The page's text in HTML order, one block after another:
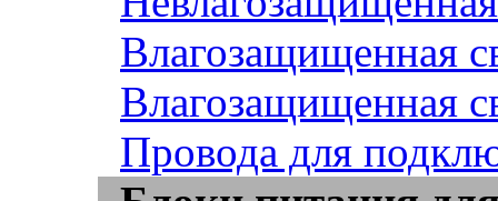
Влагозащищенная
Влагозащищенная
Провода для